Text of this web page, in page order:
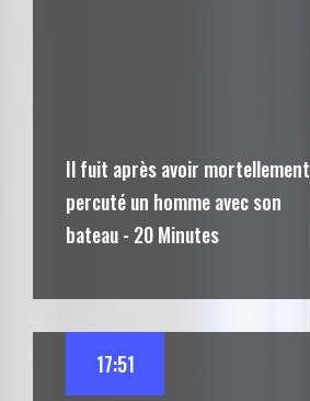
Il fuit après avoir mortellement
percuté un homme avec son
bateau - 20 Minutes
17:51